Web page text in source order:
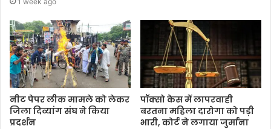
नीट पेपर लीक मामले को लेकर
जिला दिव्यांग संघ ने किया
प्रदर्शन
पॉक्सो केस में लापरवाही
बरतना महिला दारोगा को पड़ी
भारी, कोर्ट ने लगाया जुर्माना